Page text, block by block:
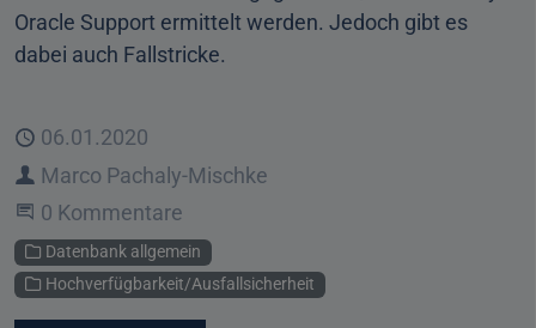
Oracle Support ermittelt werden. Jedoch gibt es
dabei auch Fallstricke.
Veröffentlicht
06.01.2020
Autor
Marco Pachaly-Mischke
Beginne eine Unterhaltung
0 Kommentare
Kategorien
Datenbank allgemein
Hochverfügbarkeit/Ausfallsicherheit